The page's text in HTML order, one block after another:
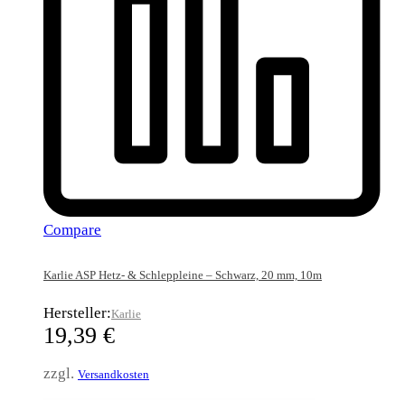
Compare
Karlie ASP Hetz- & Schleppleine – Schwarz, 20 mm, 10m
Hersteller:Karlie
19,39 €
zzgl. Versandkosten